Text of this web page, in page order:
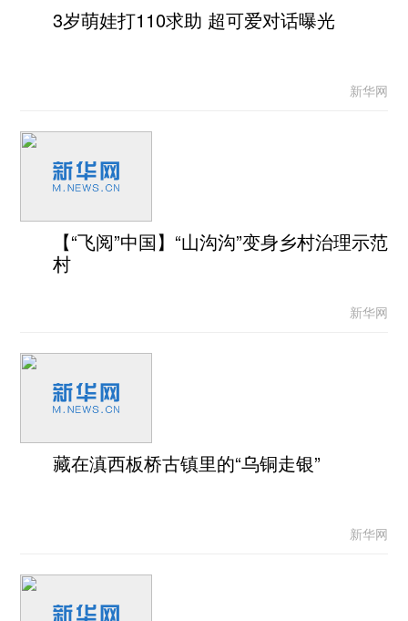
3岁萌娃打110求助 超可爱对话曝光
新华网
【“飞阅”中国】“山沟沟”变身乡村治理示范
村
新华网
藏在滇西板桥古镇里的“乌铜走银”
新华网